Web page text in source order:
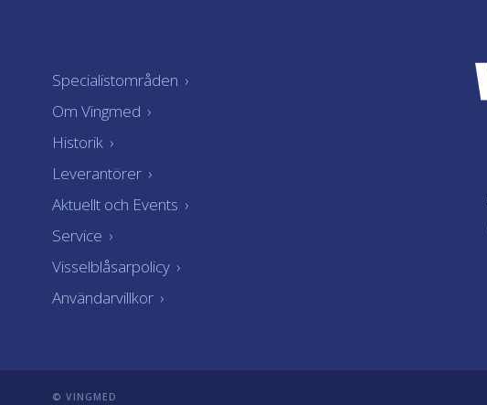
Specialistområden ›
Om Vingmed ›
Historik ›
Leverantörer ›
Aktuellt och Events ›
Service ›
Visselblåsarpolicy ›
Användarvillkor ›
© VINGMED